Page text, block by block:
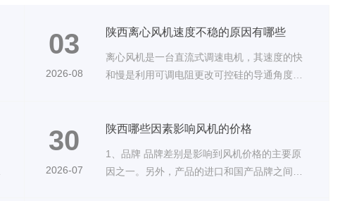
03
2026-08
陕西离心风机速度不稳的原因有哪些
离心风机是一台直流式调速电机，其速度的快
和慢是利用可调电阻更改可控硅的导通角度，
30
2026-07
陕西哪些因素影响风机的价格
1、品牌 品牌差别是影响到风机价格的主要原
因之一。另外，产品的进口和国产品牌之间也